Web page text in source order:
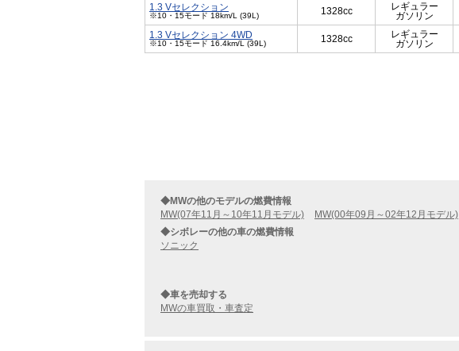
1.3 Vセレクション
※10・15モード 18km/L (39L) 1328cc
レギュラー
ガソリン
1.3 Vセレクション 4WD
※10・15モード 16.4km/L (39L) 1328cc
レギュラー
ガソリン
◆MWの他のモデルの燃費情報
MW(07年11月～10年11月モデル)
MW(00年09月～02年12月モデル)
◆シボレーの他の車の燃費情報
ソニック
◆車を売却する
MWの車買取・車査定